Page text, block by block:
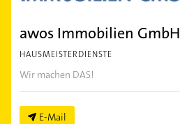
awos Immobilien GmbH
HAUSMEISTERDIENSTE
Wir machen DAS!
E-Mail